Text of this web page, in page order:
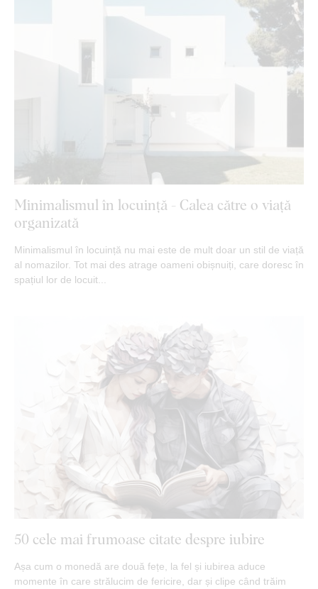
Minimalismul în locuință - Calea către o viață
organizată
Minimalismul în locuință nu mai este de mult doar un stil de viață
al nomazilor. Tot mai des atrage oameni obișnuiți, care doresc în
spațiul lor de locuit...
50 cele mai frumoase citate despre iubire
Așa cum o monedă are două fețe, la fel și iubirea aduce
momente în care strălucim de fericire, dar și clipe când trăim